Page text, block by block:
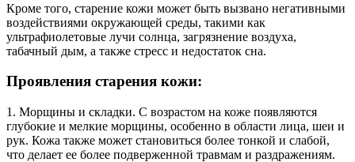
Кроме того, старение кожи может быть вызвано негативными
воздействиями окружающей среды, такими как
ультрафиолетовые лучи солнца, загрязнение воздуха,
табачный дым, а также стресс и недостаток сна.
Проявления старения кожи:
1. Морщины и складки. С возрастом на коже появляются
глубокие и мелкие морщины, особенно в области лица, шеи и
рук. Кожа также может становиться более тонкой и слабой,
что делает ее более подверженной травмам и раздражениям.